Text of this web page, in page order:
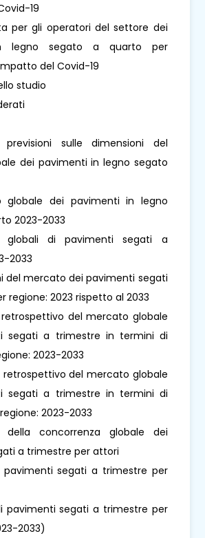
19
per gli operatori del settore dei
legno segato a quarto per
del Covid-19
studio
sulle dimensioni del
dei pavimenti in legno segato
globale dei pavimenti in legno
2023-2033
globali di pavimenti segati a
2033
del mercato dei pavimenti segati
regione: 2023 rispetto al 2033
retrospettivo del mercato globale
segati a trimestre in termini di
2023-2033
retrospettivo del mercato globale
segati a trimestre in termini di
2023-2033
della concorrenza globale dei
a trimestre per attori
pavimenti segati a trimestre per
pavimenti segati a trimestre per
2033)